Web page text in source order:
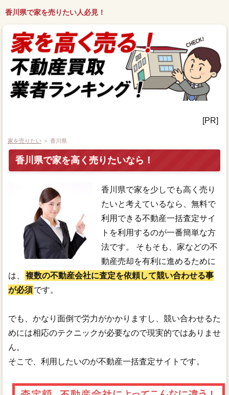
香川県で家を売りたい人必見！
[PR]
家を売りたい ＞ 香川県
香川県で家を高く売りたいなら！
香川県で家を少しでも高く売り
たいと考えているなら、無料で
利用できる不動産一括査定サイ
トを利用するのが一番簡単な方
法です。 そもそも、家などの不
動産売却を有利に進めるために
は、
複数の不動産会社に査定を依頼して競い合わせる事
が必須です。
でも、かなり面倒で労力がかかりますし、競い合わせるた
めには相応のテクニックが必要なので現実的ではありませ
ん。
そこで、利用したいのが不動産一括査定サイトです。